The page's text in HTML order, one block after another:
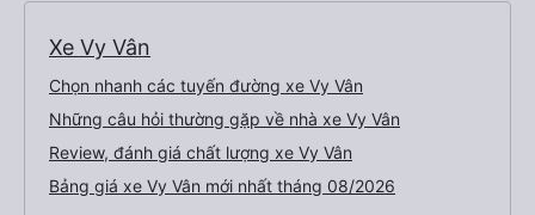
Xe Vy Vân
Chọn nhanh các tuyến đường xe Vy Vân
Những câu hỏi thường gặp về nhà xe Vy Vân
Review, đánh giá chất lượng xe Vy Vân
Bảng giá xe Vy Vân mới nhất tháng 08/2026